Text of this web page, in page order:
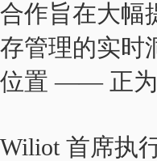
合作旨在大幅
存管理的实
位置 —— 正为
Wiliot 首席执